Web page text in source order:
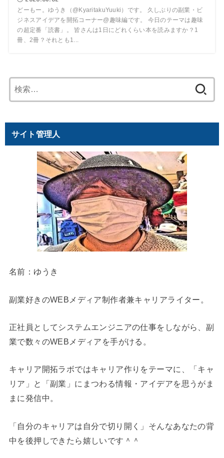
どーもー。ゆうき（@KyaritakuYuuki）です。 久しぶりの副業・ビ
ジネスアイデアを開拓コーナー@趣味編です。 今日のテーマは趣味
の超定番「読書」。 皆さんは1日にどれくらい本を読みますか？1
冊、2冊？それとも1...
索:
サイト管理人
名前：ゆうき
副業好きのWEBメディア制作者兼キャリアライター。
正社員としてシステムエンジニアの仕事をしながら、副
業で数々のWEBメディアを手がける。
キャリア開拓ラボではキャリア作りをテーマに、「キャ
リア」と「副業」にまつわる情報・アイデアを思うがま
まに発信中。
「自分のキャリアは自分で切り開く」そんなあなたの背
中を後押しできたら嬉しいです＾＾